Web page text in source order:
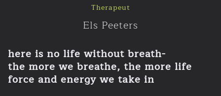
Home
Therapeut
Els Peeters
here is no life without breath-
the more we breathe, the more life
force and energy we take in